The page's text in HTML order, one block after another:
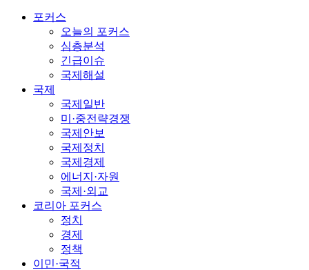
포커스
오늘의 포커스
심층분석
긴급이슈
국제해설
국제
국제일반
미·중전략경쟁
국제안보
국제정치
국제경제
에너지·자원
국제·외교
코리아 포커스
정치
경제
정책
이민·국적